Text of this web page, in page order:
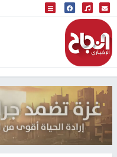
البث المباشر
إذاعة النجاح